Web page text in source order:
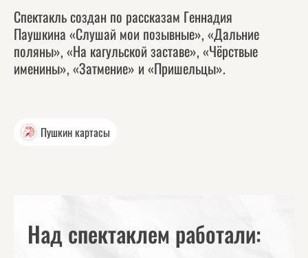
Спектакль создан по рассказам Геннадия
Паушкина «Слушай мои позывные», «Дальние
поляны», «На кагульской заставе», «Чёрствые
именины», «Затмение» и «Пришельцы».
Пушкин картасы
Над спектаклем работали: